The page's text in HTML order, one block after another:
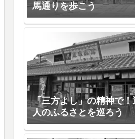
馬通りを歩こう
「三方よし」の精神で
人のふるさとを巡ろう